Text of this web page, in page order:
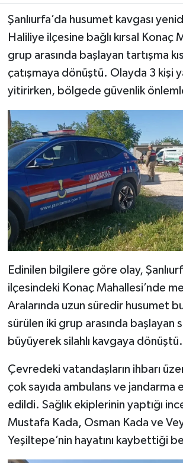
Şanlıurfa’da husumet kavgası
Haliliye ilçesine bağlı kırsal Konaç
grup arasında başlayan tartışma
çatışmaya dönüştü. Olayda 3 kişi
yitirirken, bölgede güvenlik
Edinilen bilgilere göre olay,
ilçesindeki Konaç Mahallesi’nde
Aralarında uzun süredir husumet
sürülen iki grup arasında başlayan
büyüyerek silahlı kavgaya dönüştü.
Çevredeki vatandaşların ihbarı
çok sayıda ambulans ve jandarma
edildi. Sağlık ekiplerinin yaptığı
Mustafa Kada, Osman Kada ve
Yeşiltepe’nin hayatını kaybettiği
OTOMOTİV
TEKNOLOJİ
YAŞAM
KÜLTÜR SANAT